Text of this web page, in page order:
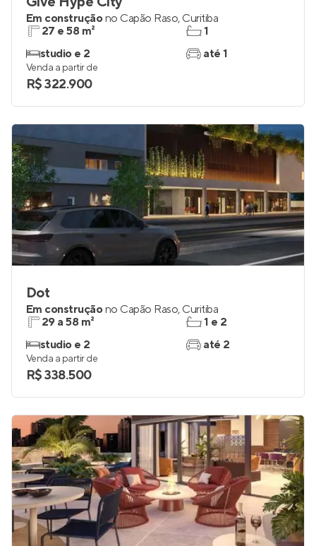
Em construçãono Capão Raso, Curitiba
27 e 58 m²
studio e 2
1
até 1
Venda a partir de
R$ 322.900
Dot
Em construçãono Capão Raso, Curitiba
29 a 58 m²
studio e 2
1 e 2
até 2
Venda a partir de
R$ 338.500